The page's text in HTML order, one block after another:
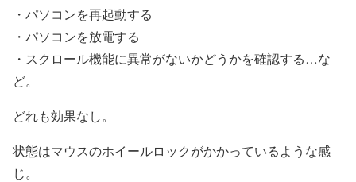
・パソコンを再起動する
・パソコンを放電する
・スクロール機能に異常がないかどうかを確認する…な
ど。
どれも効果なし。
状態はマウスのホイールロックがかかっているような感
じ。